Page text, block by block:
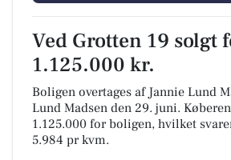
Ved Grotten 19 solgt
1.125.000 kr.
Boligen overtages af Jannie Lund
Lund Madsen den 29. juni.
1.125.000 for boligen, hvilket
5.984 pr kvm.